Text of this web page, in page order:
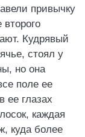
привычку
Кудрявый
стоял у
но она
поле ее
ее глазах
каждая
куда более